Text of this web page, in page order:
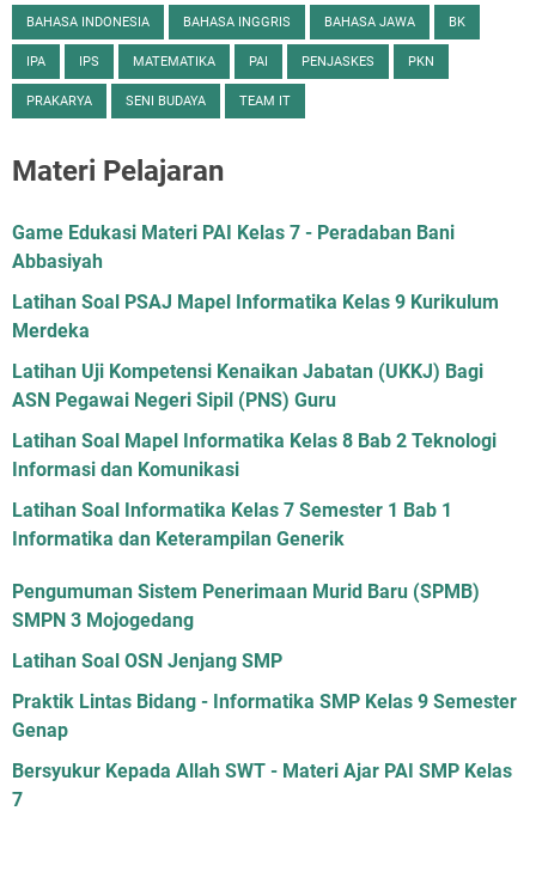
BAHASA INDONESIA BAHASA INGGRIS BAHASA JAWA BK
IPA IPS MATEMATIKA PAI PENJASKES PKN
PRAKARYA SENI BUDAYA TEAM IT
Materi Pelajaran
Game Edukasi Materi PAI Kelas 7 - Peradaban Bani
Abbasiyah
Latihan Soal PSAJ Mapel Informatika Kelas 9 Kurikulum
Merdeka
Latihan Uji Kompetensi Kenaikan Jabatan (UKKJ) Bagi
ASN Pegawai Negeri Sipil (PNS) Guru
Latihan Soal Mapel Informatika Kelas 8 Bab 2 Teknologi
Informasi dan Komunikasi
Latihan Soal Informatika Kelas 7 Semester 1 Bab 1
Informatika dan Keterampilan Generik
Pengumuman Sistem Penerimaan Murid Baru (SPMB)
SMPN 3 Mojogedang
Latihan Soal OSN Jenjang SMP
Praktik Lintas Bidang - Informatika SMP Kelas 9 Semester
Genap
Bersyukur Kepada Allah SWT - Materi Ajar PAI SMP Kelas
7